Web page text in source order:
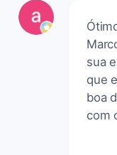
sua
que
boa
com